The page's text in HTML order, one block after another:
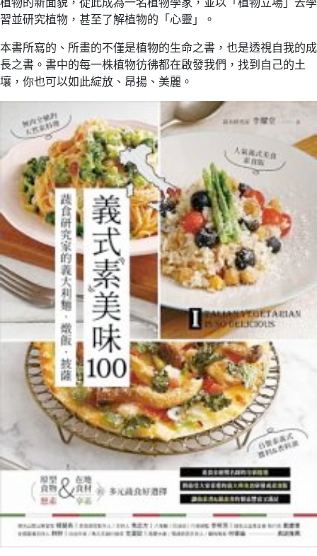
習並研究植物，甚至了解植物的「心靈」。
本書所寫的、所畫的不僅是植物的生命之書，也是透視自我的成
長之書。書中的每一株植物彷彿都在啟發我們，找到自己的土
壤，你也可以如此綻放、昂揚、美麗。